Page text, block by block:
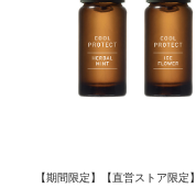
【期間限定】【直営ストア限定】